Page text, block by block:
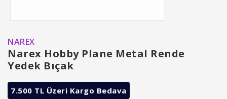
NAREX
Narex Hobby Plane Metal Rende
Yedek Bıçak
7.500 TL Üzeri Kargo Bedava